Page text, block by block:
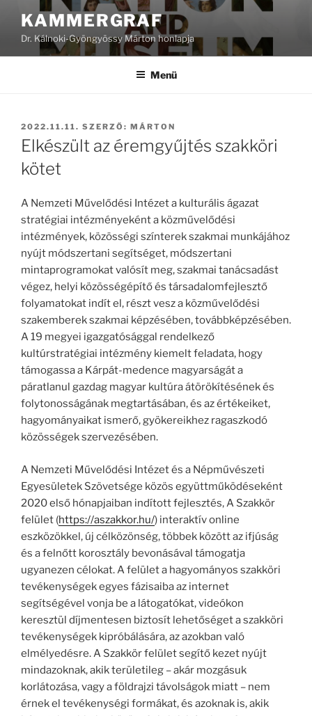
Tartalomhoz
KAMMERGRAF
Dr. Kálnoki-Gyöngyössy Márton honlapja
Menü
BEKÜLDVE:
2022.11.11. SZERZŐ: MÁRTON
Elkészült az éremgyűjtés szakköri
kötet
A Nemzeti Művelődési Intézet a kulturális ágazat
stratégiai intézményeként a közművelődési
intézmények, közösségi színterek szakmai munkájához
nyújt módszertani segítséget, módszertani
mintaprogramokat valósít meg, szakmai tanácsadást
végez, helyi közösségépítő és társadalomfejlesztő
folyamatokat indít el, részt vesz a közművelődési
szakemberek szakmai képzésében, továbbképzésében.
A 19 megyei igazgatósággal rendelkező
kultúrstratégiai intézmény kiemelt feladata, hogy
támogassa a Kárpát-medence magyarságát a
páratlanul gazdag magyar kultúra átörökítésének és
folytonosságának megtartásában, és az értékeiket,
hagyományaikat ismerő, gyökereikhez ragaszkodó
közösségek szervezésében.
A Nemzeti Művelődési Intézet és a Népművészeti
Egyesületek Szövetsége közös együttműködéseként
2020 első hónapjaiban indított fejlesztés, A Szakkör
felület (https://aszakkor.hu/) interaktív online
eszközökkel, új célközönség, többek között az ifjúság
és a felnőtt korosztály bevonásával támogatja
ugyanezen célokat. A felület a hagyományos szakköri
tevékenységek egyes fázisaiba az internet
segítségével vonja be a látogatókat, videókon
keresztül díjmentesen biztosít lehetőséget a szakköri
tevékenységek kipróbálására, az azokban való
elmélyedésre. A Szakkör felület segítő kezet nyújt
mindazoknak, akik területileg – akár mozgásuk
korlátozása, vagy a földrajzi távolságok miatt – nem
érnek el tevékenységi formákat, és azoknak is, akik